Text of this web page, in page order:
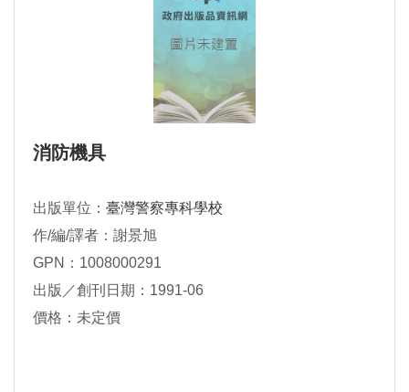
消防機具
出版單位： 臺灣警察專科學校
作/編/譯者：謝景旭
GPN：1008000291
出版／創刊日期：1991-06
價格：未定價